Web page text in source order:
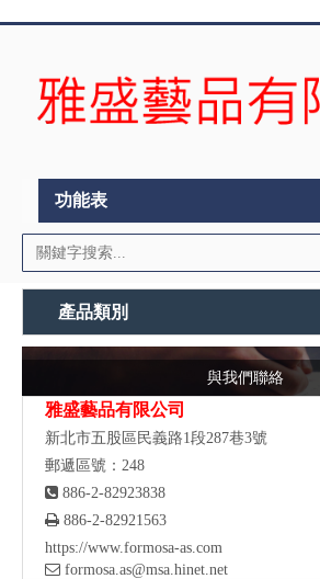
功能表
產品類別
與我們聯絡
雅盛藝品有限公司
新北市五股區民義路1段287巷3號
郵遞區號：248
 886-2-82923838
 886-2-82921563
https://www.formosa-as.com
 formosa.as@msa.hinet.net